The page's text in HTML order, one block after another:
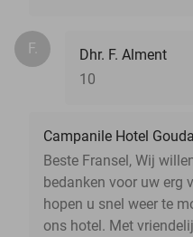
F.
Dhr. F. Alment
10
Campanile Hotel Gouda
Beste Fransel, Wij
bedanken voor uw erg
hopen u snel weer te
ons hotel. Met